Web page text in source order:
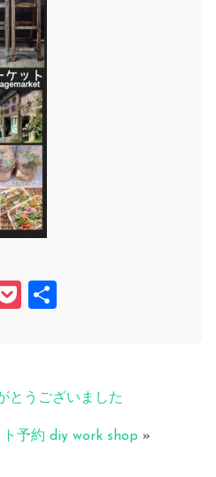
Pocket
とうございました
予約 diy work shop »